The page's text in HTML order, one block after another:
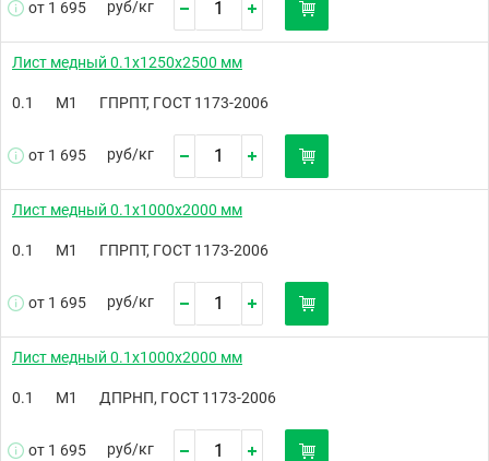
от 1 695 руб/кг
Лист медный 0.1х1250х2500 мм
0.1 М1 ГПРПТ, ГОСТ 1173-2006
от 1 695 руб/кг
Лист медный 0.1х1000х2000 мм
0.1 М1 ГПРПТ, ГОСТ 1173-2006
от 1 695 руб/кг
Лист медный 0.1х1000х2000 мм
0.1 М1 ДПРНП, ГОСТ 1173-2006
от 1 695 руб/кг